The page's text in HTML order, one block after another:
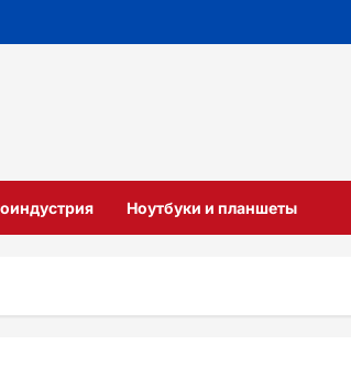
Ноутбуки и планшеты